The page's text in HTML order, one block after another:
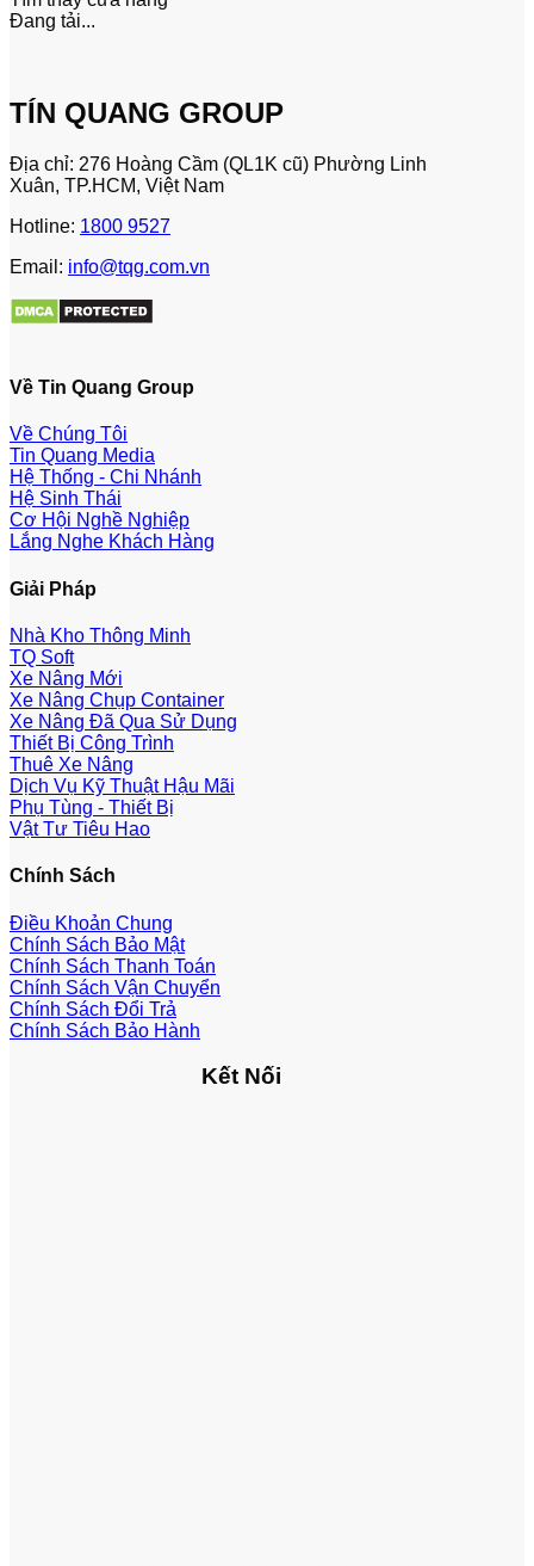
Đang tải...
TÍN QUANG GROUP
Địa chỉ: 276 Hoàng Cầm (QL1K cũ) Phường Linh
Xuân, TP.HCM, Việt Nam
Hotline: 1800 9527
Email: info@tqg.com.vn
Về Tin Quang Group
Về Chúng Tôi
Tin Quang Media
Hệ Thống - Chi Nhánh
Hệ Sinh Thái
Cơ Hội Nghề Nghiệp
Lắng Nghe Khách Hàng
Giải Pháp
Nhà Kho Thông Minh
TQ Soft
Xe Nâng Mới
Xe Nâng Chụp Container
Xe Nâng Đã Qua Sử Dụng
Thiết Bị Công Trình
Thuê Xe Nâng
Dịch Vụ Kỹ Thuật Hậu Mãi
Phụ Tùng - Thiết Bị
Vật Tư Tiêu Hao
Chính Sách
Điều Khoản Chung
Chính Sách Bảo Mật
Chính Sách Thanh Toán
Chính Sách Vận Chuyển
Chính Sách Đổi Trả
Chính Sách Bảo Hành
Kết Nối